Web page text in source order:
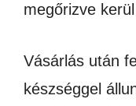
megőrizve
Vásárlás után
készséggel